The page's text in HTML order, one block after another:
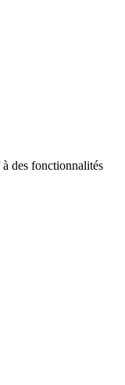
des fonctionnalités